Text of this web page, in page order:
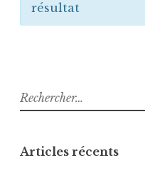
résultat
Rechercher :
Articles récents